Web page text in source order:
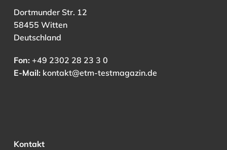
Dortmunder Str. 12
58455 Witten
Deutschland
Fon:+49 2302 28 23 3 0
E-Mail: kontakt@etm-testmagazin.de
Kontakt